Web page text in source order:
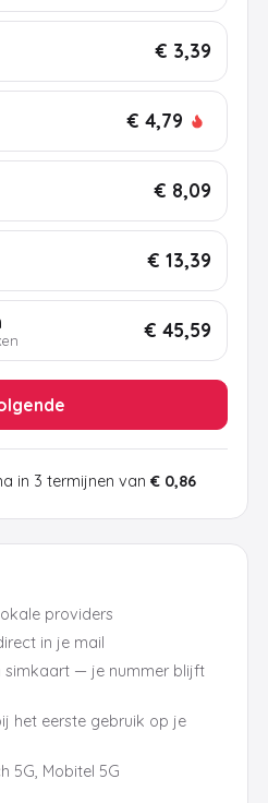
providers
in je mail
simkaart — je nummer blijft
het eerste gebruik op je
5G, Mobitel 5G
€ 3,39
€ 4,79
€ 8,09
€ 13,39
€ 45,59
in 3 termijnen van € 0,86